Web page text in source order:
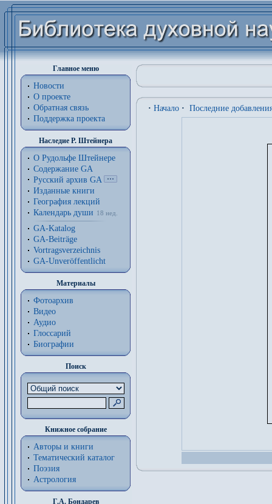
Главное меню
Новости
О проекте
Обратная связь
Поддержка проекта
Наследие Р. Штейнера
О Рудольфе Штейнере
Содержание GA
Русский архив GA
Изданные книги
География лекций
Календарь души
18 нед.
GA-Katalog
GA-Beiträge
Vortragsverzeichnis
GA-Unveröffentlicht
Материалы
Фотоархив
Видео
Аудио
Глоссарий
Биографии
Поиск
Книжное собрание
Авторы и книги
Тематический каталог
Поэзия
Астрология
Г.А. Бондарев
· Начало · Последние